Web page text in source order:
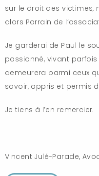
sur le droit des victimes,
alors Parrain de
Je garderai de Paul le
passionné, vivant
demeurera parmi ceux
savoir, appris et permis
Je tiens à l’en remercier.
Vincent Julé-Parade,